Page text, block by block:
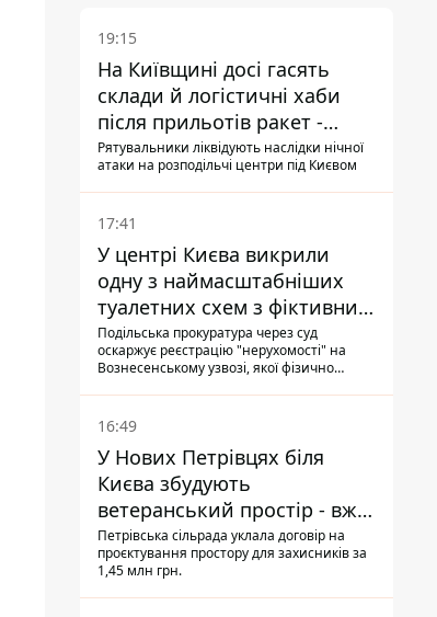
19:15
На Київщині досі гасять
склади й логістичні хаби
після прильотів ракет -
ДСНС
Рятувальники ліквідують наслідки нічної
атаки на розподільчі центри під Києвом
17:41
У центрі Києва викрили
одну з наймасштабніших
туалетних схем з фіктивним
будинком
Подільська прокуратура через суд
оскаржує реєстрацію "нерухомості" на
Вознесенському узвозі, якої фізично
обслуговування" земельну ділянку
16:49
У Нових Петрівцях біля
Києва збудують
ветеранський простір - вже
знайшли проєктанта
Петрівська сільрада уклала договір на
проєктування простору для захисників за
1,45 млн грн.